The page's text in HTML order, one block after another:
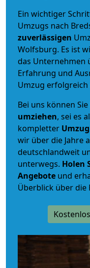
Ein wichtiger
Umzugs nach
zuverlässigen
Wolfsburg. Es ist
das Unternehmen
Erfahrung und
Umzug
Bei uns können Sie
umziehen, sei es
kompletter Umzug
wir über die Jahre
deutschlandweit
unterwegs. Holen
Angebote und
Überblick über die